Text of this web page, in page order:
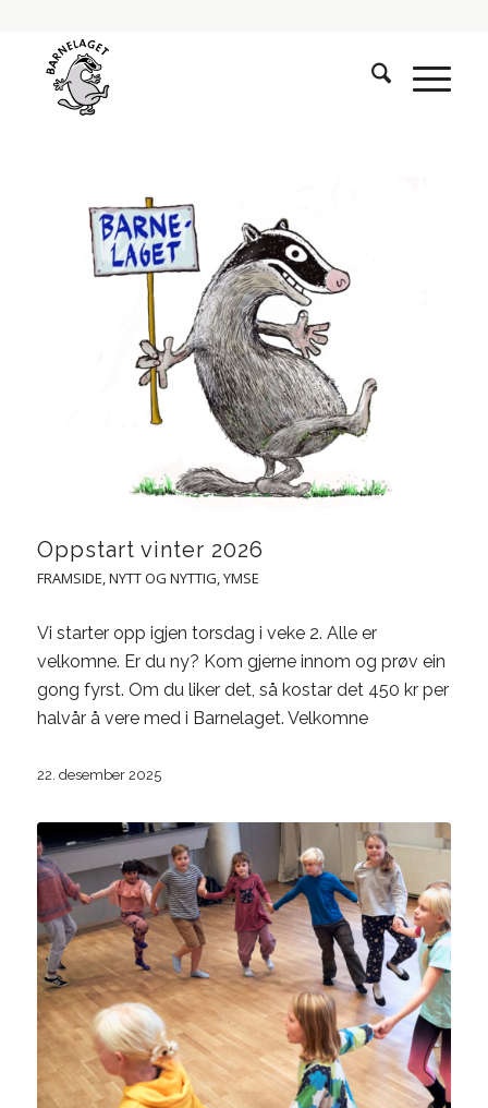
Oppstart vinter 2026
FRAMSIDE,NYTT OG NYTTIG,YMSE
Vi starter opp igjen torsdag i veke 2. Alle er
velkomne. Er du ny? Kom gjerne innom og prøv ein
gong fyrst. Om du liker det, så kostar det 450 kr per
halvår å vere med i Barnelaget. Velkomne
22. desember 2025